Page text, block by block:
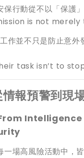
行動從不以「保護
is not merely
作並不只是防止意
task isn’t to
情報預警到
場高風險活動中，